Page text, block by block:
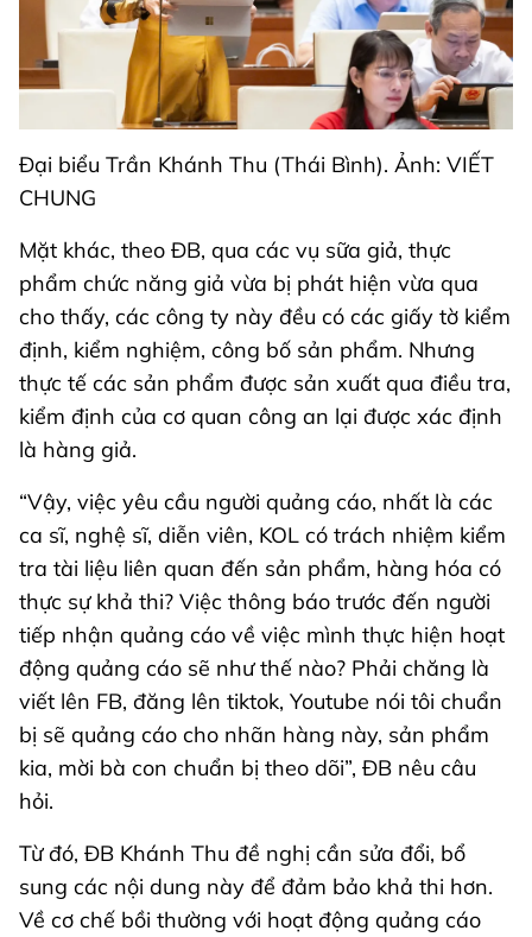
Đại biểu Trần Khánh Thu (Thái Bình). Ảnh: VIẾT
CHUNG
Mặt khác, theo ĐB, qua các vụ sữa giả, thực
phẩm chức năng giả vừa bị phát hiện vừa qua
cho thấy, các công ty này đều có các giấy tờ kiểm
định, kiểm nghiệm, công bố sản phẩm. Nhưng
thực tế các sản phẩm được sản xuất qua điều tra,
kiểm định của cơ quan công an lại được xác định
là hàng giả.
“Vậy, việc yêu cầu người quảng cáo, nhất là các
ca sĩ, nghệ sĩ, diễn viên, KOL có trách nhiệm kiểm
tra tài liệu liên quan đến sản phẩm, hàng hóa có
thực sự khả thi? Việc thông báo trước đến người
tiếp nhận quảng cáo về việc mình thực hiện hoạt
động quảng cáo sẽ như thế nào? Phải chăng là
viết lên FB, đăng lên tiktok, Youtube nói tôi chuẩn
bị sẽ quảng cáo cho nhãn hàng này, sản phẩm
kia, mời bà con chuẩn bị theo dõi”, ĐB nêu câu
hỏi.
Từ đó, ĐB Khánh Thu đề nghị cần sửa đổi, bổ
sung các nội dung này để đảm bảo khả thi hơn.
Về cơ chế bồi thường với hoạt động quảng cáo